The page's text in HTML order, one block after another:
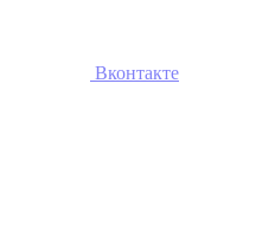
Вконтакте